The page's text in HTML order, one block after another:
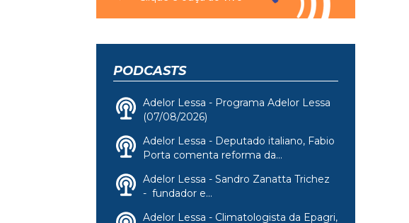
PODCASTS
Adelor Lessa - Programa Adelor Lessa
(07/08/2026)
Adelor Lessa - Deputado italiano, Fabio
Porta comenta reforma da...
Adelor Lessa - Sandro Zanatta Trichez
- fundador e...
Adelor Lessa - Climatologista da Epagri,